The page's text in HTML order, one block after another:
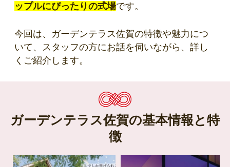
ップルにぴったりの式場です。
今回は、ガーデンテラス佐賀の特徴や魅力につ
いて、スタッフの方にお話を伺いながら、詳し
くご紹介します。
ガーデンテラス佐賀の基本情報と特
徴